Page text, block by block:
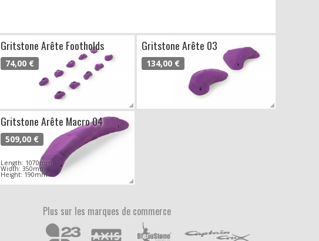
Gritstone Arête Footholds
74,00 €
Gritstone Arête 03
134,00 €
Gritstone Arête Macro 04
509,00 €
Length: 1070mm
Width: 350mm
Height: 190mm
Plus sur les marques de commerce